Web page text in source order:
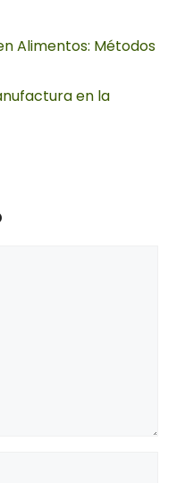
Alimentos: Métodos
en la